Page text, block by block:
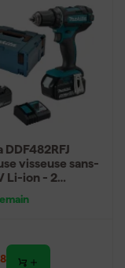
DDF482RFJ
visseuse sans-
- 62 Nm